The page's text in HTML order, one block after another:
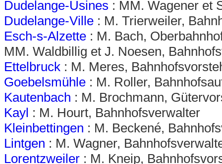
Dudelange-Usines : MM. Wagener et
Dudelange-Ville : M. Trierweiler,
Esch-s-Alzette : M. Bach,
MM. Waldbillig et J. Noesen,
Ettelbruck : M. Meres,
Goebelsmühle : M. Roller,
Kautenbach : M. Brochmann,
Kayl : M. Hourt, Bahnhofsverwalter
Kleinbettingen : M. Beckené,
Lintgen : M. Wagner,
Lorentzweiler : M. Kneip,